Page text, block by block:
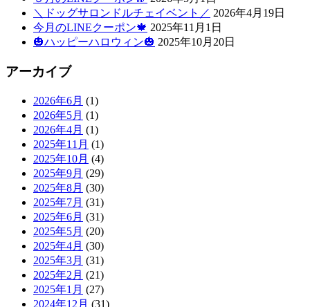
＼ドッグサロンドルチェイベント／ 2026年4月19日
今月のLINEクーポン🍁 2025年11月1日
🎃ハッピーハロウィン🎃 2025年10月20日
アーカイブ
2026年6月 (1)
2026年5月 (1)
2026年4月 (1)
2025年11月 (1)
2025年10月 (4)
2025年9月 (29)
2025年8月 (30)
2025年7月 (31)
2025年6月 (31)
2025年5月 (20)
2025年4月 (30)
2025年3月 (31)
2025年2月 (21)
2025年1月 (27)
2024年12月 (31)